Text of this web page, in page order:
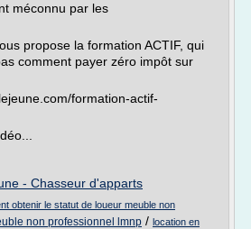
méconnu par les
propose la formation ACTIF, qui
comment payer zéro impôt sur
formation-actif-
- Chasseur d'apparts
obtenir le statut de loueur meuble non
non professionnel lmnp / location en